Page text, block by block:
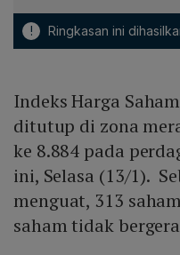
! Ringkasan ini
Indeks Harga
ditutup di zona
ke 8.884 pada
ini, Selasa (13/1).
menguat, 313
saham tidak